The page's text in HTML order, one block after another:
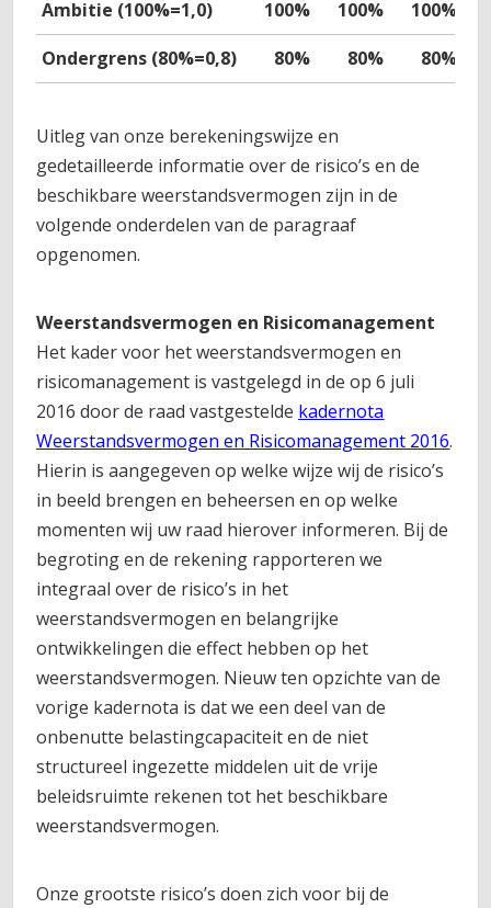
Ambitie (100%=1,0) 100% 100% 100%
Ondergrens (80%=0,8)
80% 80% 80%
Uitleg van onze berekeningswijze en
gedetailleerde informatie over de risico’s en de
beschikbare weerstandsvermogen zijn in de
volgende onderdelen van de paragraaf
opgenomen.
Weerstandsvermogen en Risicomanagement
Het kader voor het weerstandsvermogen en
risicomanagement is vastgelegd in de op 6 juli
2016 door de raad vastgestelde kadernota
Weerstandsvermogen en Risicomanagement 2016.
Hierin is aangegeven op welke wijze wij de risico’s
in beeld brengen en beheersen en op welke
momenten wij uw raad hierover informeren. Bij de
begroting en de rekening rapporteren we
integraal over de risico’s in het
weerstandsvermogen en belangrijke
ontwikkelingen die effect hebben op het
weerstandsvermogen. Nieuw ten opzichte van de
vorige kadernota is dat we een deel van de
onbenutte belastingcapaciteit en de niet
structureel ingezette middelen uit de vrije
beleidsruimte rekenen tot het beschikbare
weerstandsvermogen.
Onze grootste risico’s doen zich voor bij de